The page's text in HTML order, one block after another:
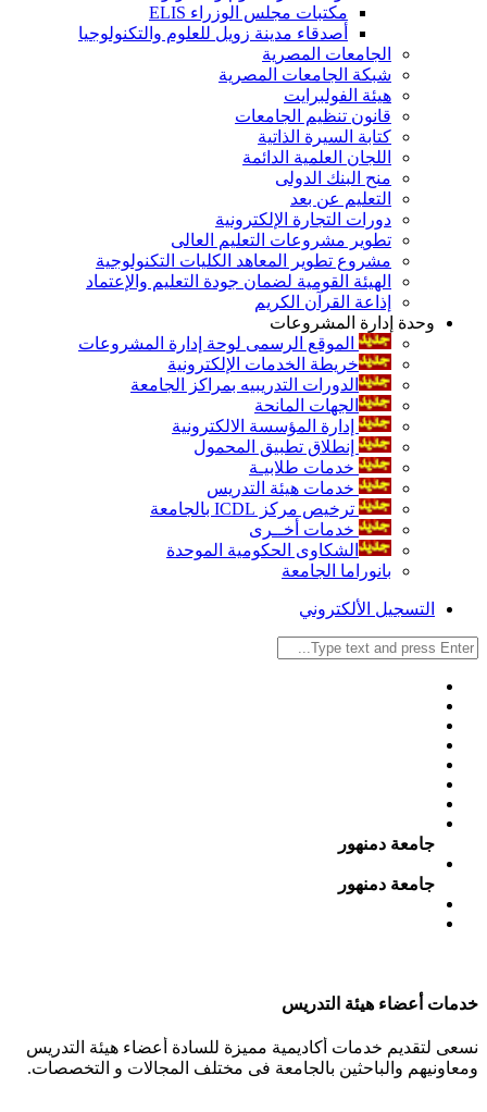
مكتبات مجلس الوزراء ELIS
أصدقاء مدينة زويل للعلوم والتكنولوجيا
الجامعات المصرية
شبكة الجامعات المصرية
هيئة الفولبرايت
قانون تنظيم الجامعات
كتابة السيرة الذاتية
اللجان العلمية الدائمة
منح البنك الدولى
التعليم عن بعد
دورات التجارة الإلكترونية
تطوير مشروعات التعليم العالى
مشروع تطوير المعاهد الكليات التكنولوجية
الهيئة القومية لضمان جودة التعليم والإعتماد
إذاعة القرآن الكريم
وحدة إدارة المشروعات
الموقع الرسمى لوحة إدارة المشروعات
خريطة الخدمات الإلكترونية
الدورات التدريبيه بمراكز الجامعة
الجهات المانحة
إدارة المؤسسة الالكترونية
إنطلاق تطبيق المحمول
خدمات طلابيـة
خدمات هيئة التدريس
ترخيص مركز ICDL بالجامعة
خدمات أخــرى
الشكاوى الحكومية الموحدة
بانوراما الجامعة
التسجيل الألكتروني
جامعة دمنهور
جامعة دمنهور
خدمات أعضاء هيئة التدريس
نسعى لتقديم خدمات أكاديمية مميزة للسادة أعضاء هيئة التدريس
ومعاونيهم والباحثين بالجامعة فى مختلف المجالات و التخصصات.